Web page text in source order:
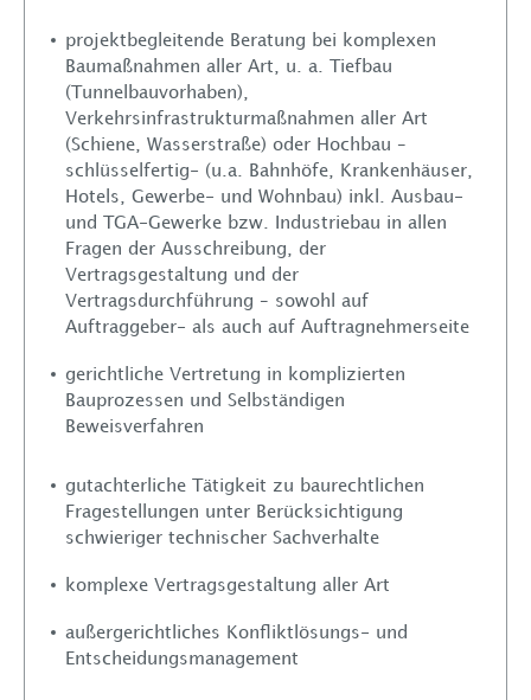
Über uns
Leistungen
Rechtsanwälte
Standorte
Aktuelles
Kontakt
projektbegleitende Beratung bei komplexen
Baumaßnahmen aller Art, u. a. Tiefbau
(Tunnelbauvorhaben),
Verkehrsinfrastrukturmaßnahmen aller Art
(Schiene, Wasserstraße) oder Hochbau –
schlüsselfertig- (u.a. Bahnhöfe, Krankenhäuser,
Hotels, Gewerbe- und Wohnbau) inkl. Ausbau-
und TGA-Gewerke bzw. Industriebau in allen
Fragen der Ausschreibung, der
Vertragsgestaltung und der
Vertragsdurchführung – sowohl auf
Auftraggeber- als auch auf Auftragnehmerseite
gerichtliche Vertretung in komplizierten
Bauprozessen und Selbständigen
Beweisverfahren
gutachterliche Tätigkeit zu baurechtlichen
Fragestellungen unter Berücksichtigung
schwieriger technischer Sachverhalte
komplexe Vertragsgestaltung aller Art
außergerichtliches Konfliktlösungs- und
Entscheidungsmanagement